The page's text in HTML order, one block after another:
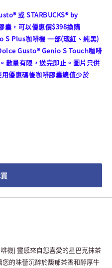
或 STARBUCKS® by
囊，可以優惠價$398換購
S Plus咖啡機 一部(瑰紅、純黑)
Gusto® Genio S Touch咖啡
數量有限，送完即止。圖片只供
優惠碼後咖啡膠囊總值少於
機] 靈感來自您喜愛的星巴克抹茶
的味蕾沉醉於馥郁茶香和醇厚牛